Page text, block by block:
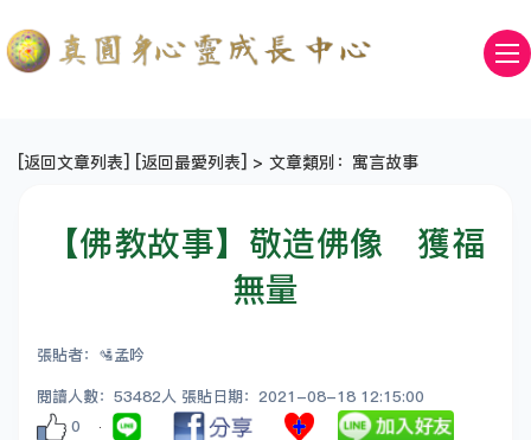
[返回文章列表] [返回最愛列表] > 文章類別：寓言故事
【佛教故事】敬造佛像 獲福
無量
張貼者：🛂孟吟
閱讀人數：53482人 張貼日期：2021-08-18 12:15:00
0